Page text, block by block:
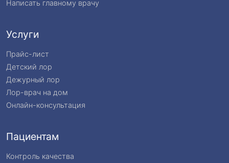
Написать главному врачу
Услуги
Прайс-лист
Детский лор
Дежурный лор
Лор-врач на дом
Онлайн-консультация
Пациентам
Контроль качества